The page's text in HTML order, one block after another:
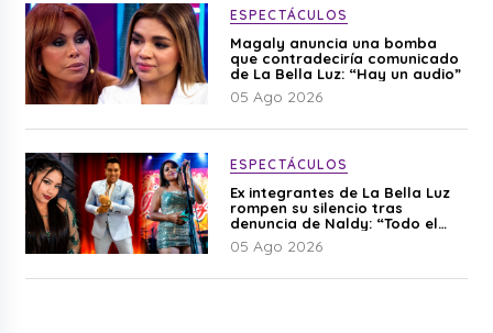
ESPECTÁCULOS
Magaly anuncia una bomba
que contradeciría comunicado
de La Bella Luz: “Hay un audio”
05 Ago 2026
ESPECTÁCULOS
Ex integrantes de La Bella Luz
rompen su silencio tras
denuncia de Naldy: “Todo el
mundo lo sabía”
05 Ago 2026